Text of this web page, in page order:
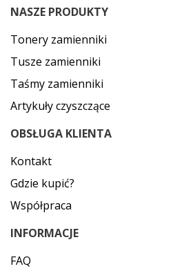
NASZE PRODUKTY
Tonery zamienniki
Tusze zamienniki
Taśmy zamienniki
Artykuły czyszczące
OBSŁUGA KLIENTA
Kontakt
Gdzie kupić?
Współpraca
INFORMACJE
FAQ